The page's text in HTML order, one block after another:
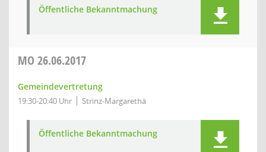
Öffentliche Bekanntmachung
MO 26.06.2017
Gemeindevertretung
19:30-20:40 Uhr Strinz-Margarethä
Öffentliche Bekanntmachung